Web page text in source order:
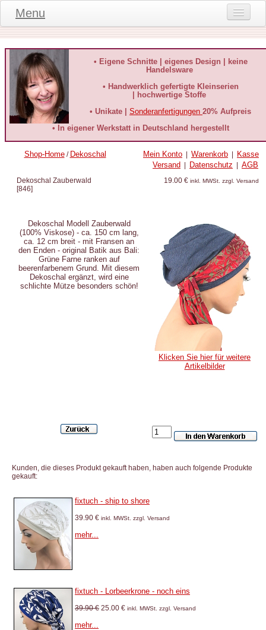
Menu
Produktinformationen
Kundeninformationen
häufige Fragen
Kontakt
Datenschutz
• Eigene Schnitte | eigenes Design | keine
Handelsware
• Handwerklich gefertigte Kleinserien
| hochwertige Stoffe
• Unikate | Sonderanfertigungen 20% Aufpreis
• In eigener Werkstatt in Deutschland hergestellt
Shop-Home/ Dekoschal Mein Konto Warenkorb
Kasse
Versand
Datenschutz AGB
Dekoschal Zauberwald
[846]
19.00 € inkl. MWSt. zzgl. Versand
Dekoschal Modell Zauberwald
(100% Viskose) - ca. 150 cm lang,
ca. 12 cm breit - mit Fransen an
den Enden - original Batik aus Bali:
Grüne Farne ranken auf
beerenfarbenem Grund. Mit diesem
Dekoschal ergänzt, wird eine
schlichte Mütze besonders schön!
Klicken Sie hier für weitere
Artikelbilder
Kunden, die dieses Produkt gekauft haben, haben auch folgende Produkte
gekauft:
fixtuch - ship to shore
39.90 € inkl. MWSt. zzgl. Versand
mehr...
fixtuch - Lorbeerkrone - noch eins
39.90 € 25.00 € inkl. MWSt. zzgl. Versand
mehr...